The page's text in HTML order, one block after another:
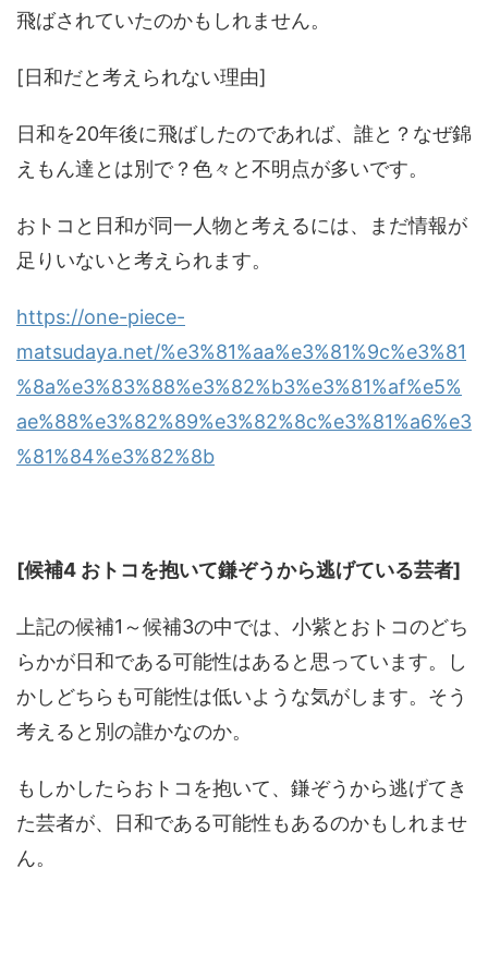
飛ばされていたのかもしれません。
[日和だと考えられない理由]
日和を20年後に飛ばしたのであれば、誰と？なぜ錦
えもん達とは別で？色々と不明点が多いです。
おトコと日和が同一人物と考えるには、まだ情報が
足りいないと考えられます。
https://one-piece-
matsudaya.net/%e3%81%aa%e3%81%9c%e3%81
%8a%e3%83%88%e3%82%b3%e3%81%af%e5%
ae%88%e3%82%89%e3%82%8c%e3%81%a6%e3
%81%84%e3%82%8b
[候補4 おトコを抱いて鎌ぞうから逃げている芸者]
上記の候補1～候補3の中では、小紫とおトコのどち
らかが日和である可能性はあると思っています。し
かしどちらも可能性は低いような気がします。そう
考えると別の誰かなのか。
もしかしたらおトコを抱いて、鎌ぞうから逃げてき
た芸者が、日和である可能性もあるのかもしれませ
ん。